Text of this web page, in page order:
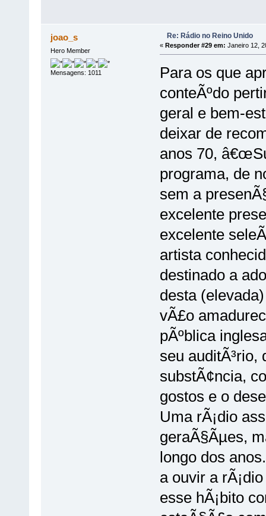
joao_s
Hero Member
Mensagens: 1011
Re: Rádio no Reino Unido
« Responder #29 em: Janeiro 12,
Para os que
conteÃºdo
geral e bem-
deixar de
anos 70,
programa, de
sem a
excelente
excelente
artista
destinado a
desta
vÃ£o
pÃºblica
seu auditÃ³rio,
substÃ¢ncia,
gostos e o
Uma rÃ¡dio
geraÃ§Ãµes,
longo dos
a ouvir a
esse hÃ¡bito